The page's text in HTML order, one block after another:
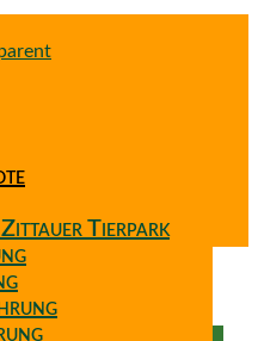
Zittauer Tierpark